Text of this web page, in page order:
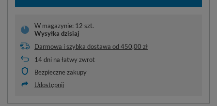
W magazynie: 12 szt.
Wysyłka dzisiaj
Darmowa i szybka dostawa od450,00 zł
14dni na łatwy zwrot
Bezpieczne zakupy
Udostępnij